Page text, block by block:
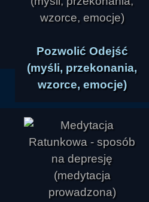
Pozwolić Odejść
(myśli, przekonania,
wzorce, emocje)